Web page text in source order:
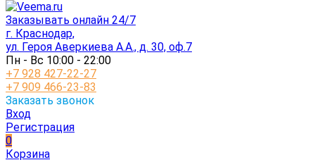
Заказывать онлайн 24/7
г. Краснодар,
ул. Героя Аверкиева А.А., д. 30, оф.7
Пн - Вс 10:00 - 22:00
+7 928 427-22-27
+7 909 466-23-83
Заказать звонок
Вход
Регистрация
0
Корзина